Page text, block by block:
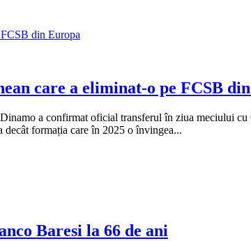
care a eliminat-o pe FCSB
a confirmat oficial transferul în ziua meciului
formația care în 2025 o învingea...
Baresi la 66 de ani